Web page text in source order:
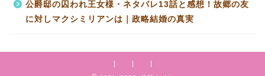
公爵邸の囚われ王女様・ネタバレ13話と感想！故郷の友
に対しマクシミリアンは｜政略結婚の真実